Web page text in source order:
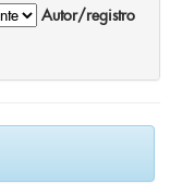
Autor/registro